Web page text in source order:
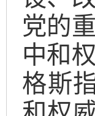
党的
中和
格斯